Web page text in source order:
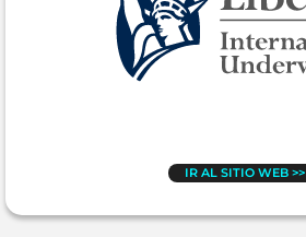
IR AL SITIO WEB >>